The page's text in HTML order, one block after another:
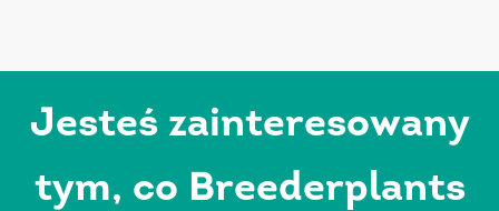
Jesteś zainteresowany
tym, co Breederplants